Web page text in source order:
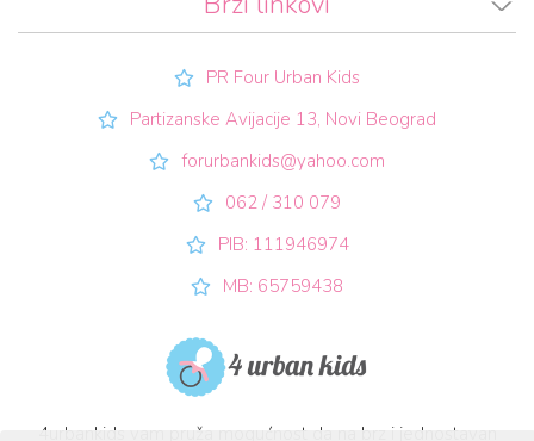
PR Four Urban Kids
Partizanske Avijacije 13, Novi Beograd
forurbankids@yahoo.com
062 / 310 079
PIB: 111946974
MB: 65759438
4urbankids vam pruža mogućnost da na brz i jednostavan